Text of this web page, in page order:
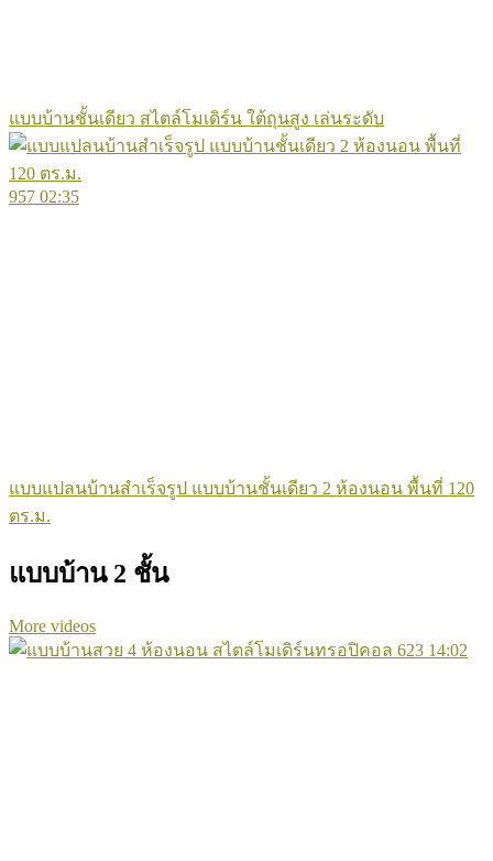
แบบบ้านชั้นเดียว สไตล์โมเดิร์น ใต้ถุนสูง เล่นระดับ
957 02:35
แบบแปลนบ้านสำเร็จรูป แบบบ้านชั้นเดียว 2 ห้องนอน พื้นที่ 120
ตร.ม.
แบบบ้าน 2 ชั้น
More videos
623 14:02